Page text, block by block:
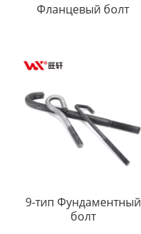
Фланцевый болт
9-тип Фундаментный
болт